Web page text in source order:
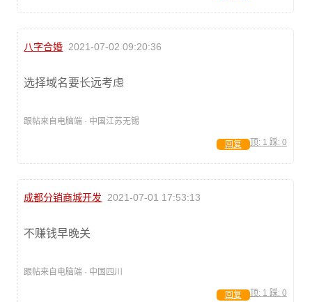
八字合婚 2021-07-02 09:20:36
选择域名要长远考虑
跟帖来自电脑端 · 中国江苏无锡
顶: 1 踩: 0
回复
成都分销商城开发 2021-07-01 17:53:13
不赚钱早晚关
跟帖来自电脑端 · 中国四川
顶: 1 踩: 0
回复